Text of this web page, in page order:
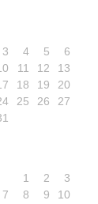
3 4 5
6
11 12
13
18 19
20
25 26
27
1 2
3
7 8 9
10